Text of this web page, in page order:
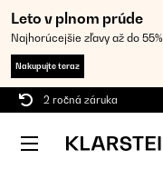
Leto v plnom prúde
Najhorúcejšie zľavy až do 55%
Nakupujte teraz
2 ročná záruka